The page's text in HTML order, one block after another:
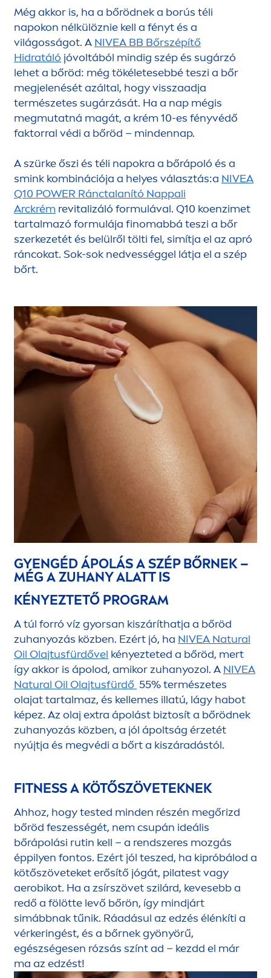
Még akkor is, ha a bőrödnek a borús téli
napokon nélkülöznie kell a fényt és a
világosságot. A NIVEA BB Bőrszépítő
Hidratáló jóvoltából mindig szép és sugárzó
lehet a bőröd: még tökéletesebbé teszi a bőr
megjelenését azáltal, hogy visszaadja
természetes sugárzását. Ha a nap mégis
megmutatná magát, a krém 10-es fényvédő
faktorral védi a bőröd – mindennap.
A szürke őszi és téli napokra a bőrápoló és a
smink kombinációja a helyes választás:a NIVEA
Q10 POWER Ránctalanító Nappali
Arckrém revitalizáló formulával. Q10 koenzimet
tartalmazó formulája finomabbá teszi a bőr
szerkezetét és belülről tölti fel, simítja el az apró
ráncokat. Sok-sok nedvességgel látja el a szép
bőrt.
GYENGÉD ÁPOLÁS A SZÉP BŐRNEK –
MÉG A ZUHANY ALATT IS
KÉNYEZTETŐ PROGRAM
A túl forró víz gyorsan kiszáríthatja a bőröd
zuhanyozás közben. Ezért jó, ha NIVEA Natural
Oil Olajtusfürdővel kényezteted a bőröd, mert
így akkor is ápolod, amikor zuhanyozol. A NIVEA
Natural Oil Olajtusfürdő 55% természetes
olajat tartalmaz, és kellemes illatú, lágy habot
képez. Az olaj extra ápolást biztosít a bőrödnek
zuhanyozás közben, a jól ápoltság érzetét
nyújtja és megvédi a bőrt a kiszáradástól.
FITNESS A KÖTŐSZÖVETEKNEK
Ahhoz, hogy tested minden részén megőrizd
bőröd feszességét, nem csupán ideális
bőrápolási rutin kell – a rendszeres mozgás
éppilyen fontos. Ezért jól teszed, ha kipróbálod a
kötőszöveteket erősítő jógát, pilatest vagy
aerobikot. Ha a zsírszövet szilárd, kevesebb a
redő a fölötte levő bőrön, így mindjárt
simábbnak tűnik. Ráadásul az edzés élénkíti a
vérkeringést, és a bőrnek gyönyörű,
egészségesen rózsás színt ad – kezdd el már
ma az edzést!